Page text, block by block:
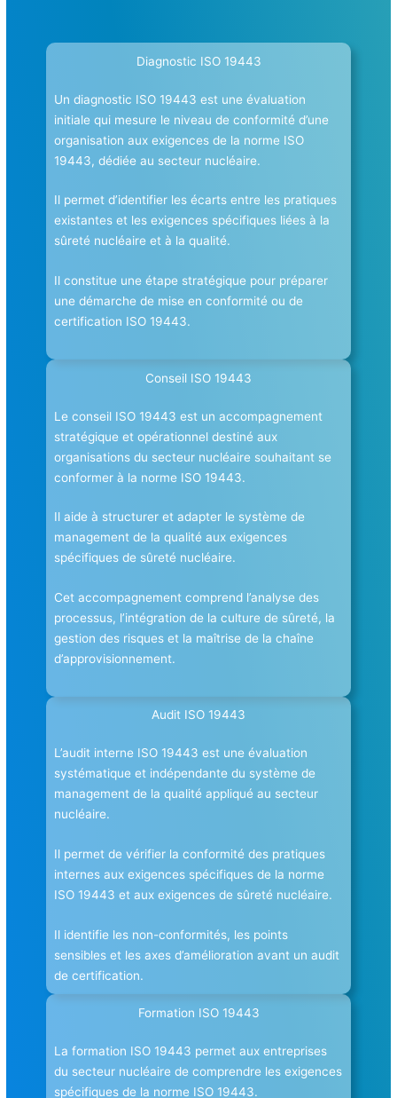
Diagnostic ISO 19443
Un diagnostic ISO 19443 est une évaluation
initiale qui mesure le niveau de conformité d’une
organisation aux exigences de la norme ISO
19443, dédiée au secteur nucléaire.
Il permet d’identifier les écarts entre les pratiques
existantes et les exigences spécifiques liées à la
sûreté nucléaire et à la qualité.
Il constitue une étape stratégique pour préparer
une démarche de mise en conformité ou de
certification ISO 19443.
Conseil ISO 19443
Le conseil ISO 19443 est un accompagnement
stratégique et opérationnel destiné aux
organisations du secteur nucléaire souhaitant se
conformer à la norme ISO 19443.
Il aide à structurer et adapter le système de
management de la qualité aux exigences
spécifiques de sûreté nucléaire.
Cet accompagnement comprend l’analyse des
processus, l’intégration de la culture de sûreté, la
gestion des risques et la maîtrise de la chaîne
d’approvisionnement.
Audit ISO 19443
L’audit interne ISO 19443 est une évaluation
systématique et indépendante du système de
management de la qualité appliqué au secteur
nucléaire.
Il permet de vérifier la conformité des pratiques
internes aux exigences spécifiques de la norme
ISO 19443 et aux exigences de sûreté nucléaire.
Il identifie les non-conformités, les points
sensibles et les axes d’amélioration avant un audit
de certification.
Formation ISO 19443
La formation ISO 19443 permet aux entreprises
du secteur nucléaire de comprendre les exigences
spécifiques de la norme ISO 19443.